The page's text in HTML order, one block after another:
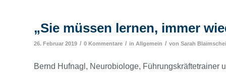
„Sie müssen lernen, immer
26. Februar 2019 / 0 Kommentare / in Allgemein / von Sarah
Bernd Hufnagl, Neurobiologe, Führungskräftetrainer